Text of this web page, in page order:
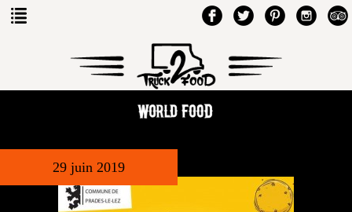
29 juin 2019